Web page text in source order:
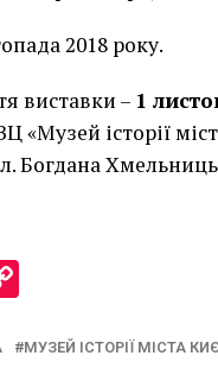
2018 року.
виставки – 1
«Музей історії
Богдана
МУЗЕЙ ІСТОРІЇ МІСТА